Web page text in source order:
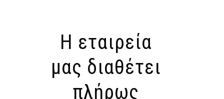
Η εταιρεία
μας διαθέτει
πλήρως